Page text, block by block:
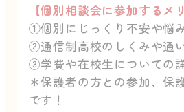
【個別相談会に参加するメ
①個別にじっくり不安や悩
②通信制高校のしくみや通
③学費や在校生についての
＊保護者の方との参加、保
です！